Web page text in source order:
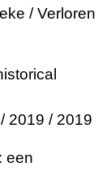
/ Verloren
2019 / 2019
een